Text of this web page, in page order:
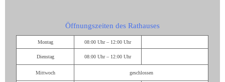
Öffnungszeiten des Rathauses
Montag 08:00 Uhr – 12:00 Uhr
Dienstag 08:00 Uhr – 12:00 Uhr
Mittwoch geschlossen